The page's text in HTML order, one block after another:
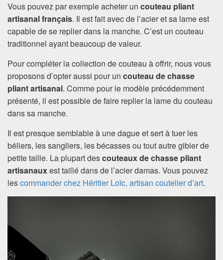
Vous pouvez par exemple acheter un couteau pliant
artisanal français. Il est fait avec de l’acier et sa lame est
capable de se replier dans la manche. C’est un couteau
traditionnel ayant beaucoup de valeur.
Pour compléter la collection de couteau à offrir, nous vous
proposons d’opter aussi pour un couteau de chasse
pliant artisanal. Comme pour le modèle précédemment
présenté, il est possible de faire replier la lame du couteau
dans sa manche.
Il est presque semblable à une dague et sert à tuer les
béliers, les sangliers, les bécasses ou tout autre gibier de
petite taille. La plupart descouteaux de chasse pliant
artisanauxest taillé dans de l’acier damas. Vous pouvez
lescommander chez Héritier Loïc, artisan coutelier d’art.